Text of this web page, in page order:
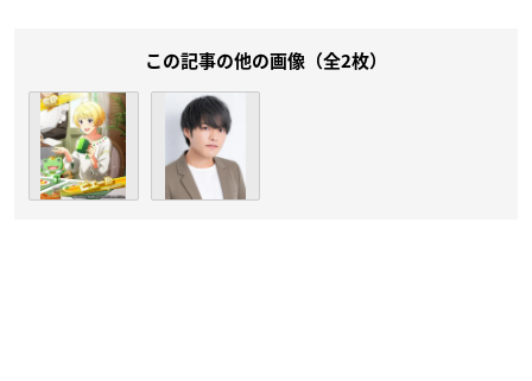
この記事の他の画像（全2枚）